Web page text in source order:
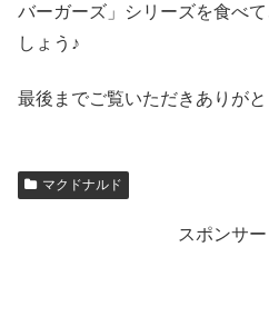
バーガーズ」シリーズを食べ
しょう♪
最後までご覧いただきありがと
マクドナルド
スポンサ